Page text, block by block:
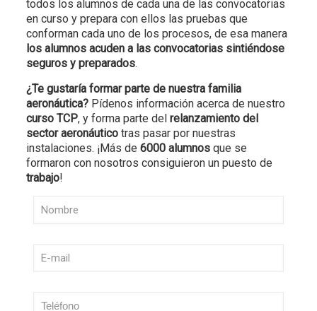
todos los alumnos de cada una de las convocatorias
en curso y prepara con ellos las pruebas que
conforman cada uno de los procesos, de esa manera
los alumnos acuden a las convocatorias sintiéndose
seguros y preparados.
¿Te gustaría formar parte de nuestra familia
aeronáutica?Pídenos información acerca de nuestro
curso TCP, y forma parte del relanzamiento del
sector aeronáuticotras pasar por nuestras
instalaciones. ¡Más de 6000 alumnosque se
formaron con nosotros consiguieron un puesto de
trabajo!